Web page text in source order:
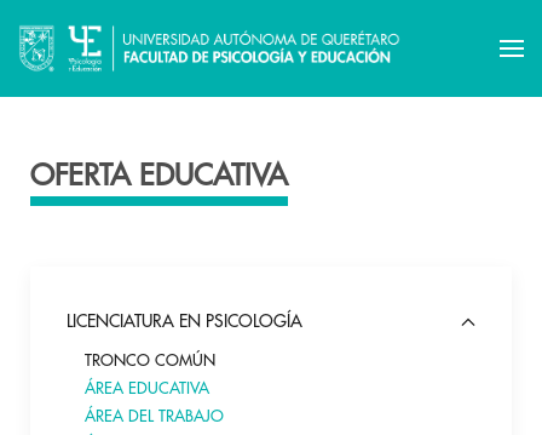
OFERTA EDUCATIVA
LICENCIATURA EN PSICOLOGÍA
TRONCO COMÚN
ÁREA EDUCATIVA
ÁREA DEL TRABAJO